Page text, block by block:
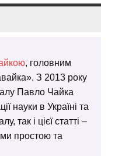
, головним
З 2013 року
Павло Чайка
науки в Україні та
так і цієї статті –
простою та